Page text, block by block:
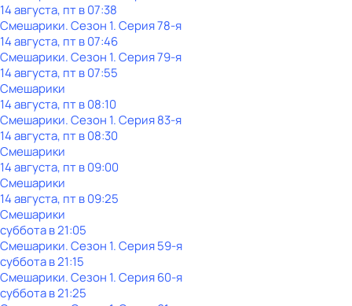
14 августа, пт в 07:38
Смешарики. Сезон 1. Серия 78-я
14 августа, пт в 07:46
Смешарики. Сезон 1. Серия 79-я
14 августа, пт в 07:55
Смешарики
14 августа, пт в 08:10
Смешарики. Сезон 1. Серия 83-я
14 августа, пт в 08:30
Смешарики
14 августа, пт в 09:00
Смешарики
14 августа, пт в 09:25
Смешарики
субботав21:05
Смешарики. Сезон 1. Серия 59-я
субботав21:15
Смешарики. Сезон 1. Серия 60-я
субботав21:25